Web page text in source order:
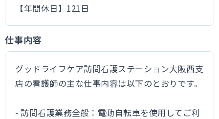
【年間休日】121日
仕事内容
グッドライフケア訪問看護ステーション大阪西支
店の看護師の主な仕事内容は以下のとおりです。
- 訪問看護業務全般：電動自転車を使用してご利